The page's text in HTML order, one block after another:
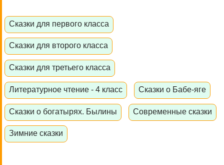
Сказки для первого класса
Сказки для второго класса
Сказки для третьего класса
Литературное чтение - 4 класс Сказки о Бабе-яге
Сказки о богатырях. Былины Современные сказки
Зимние сказки